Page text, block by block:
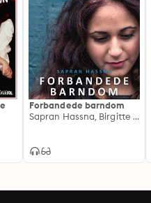
Forbandede barndom
Sapran Hassna, Birgitte Wulff